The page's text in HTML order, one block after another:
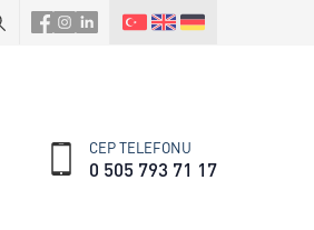
CEP TELEFONU
0 505 793 71 17